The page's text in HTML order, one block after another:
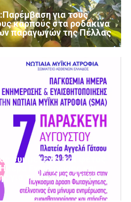
για τους
καρπούς στα ροδάκινα
παραγωγών της Πέλλας
συμμετέχει και φέτος
Ενημέρωσης και
για τη Νωτιαία Μυϊκή